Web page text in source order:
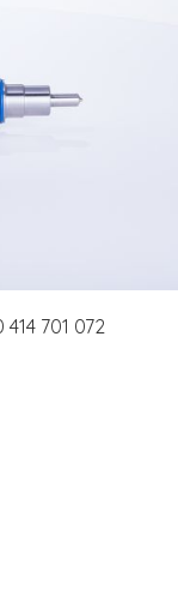
701 072